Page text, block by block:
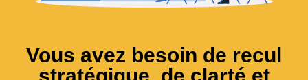
Vous avez besoin de recul